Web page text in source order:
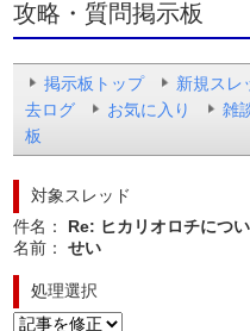
攻略・質問掲示板
掲示板トップ 新規スレ
去ログ
お気に入り 雑
板
対象スレッド
件名： Re: ヒカリオロチにつ
名前：せい
処理選択